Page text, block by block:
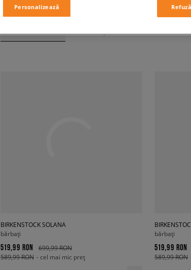
BIRKENSTOCK SOLANA
bărbați
519,99 RON
699,99 RON
589,99 RON - cel mai mic preț
bărbați
519,99 RON
589,99 RON
Personalizează